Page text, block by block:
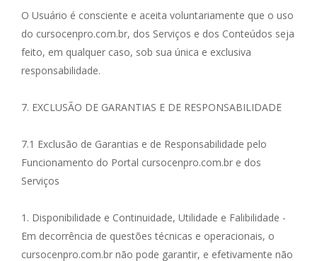
O Usuário é consciente e aceita voluntariamente que o uso
do cursocenpro.com.br, dos Serviços e dos Conteúdos seja
feito, em qualquer caso, sob sua única e exclusiva
responsabilidade.
7. EXCLUSÃO DE GARANTIAS E DE RESPONSABILIDADE
7.1 Exclusão de Garantias e de Responsabilidade pelo
Funcionamento do Portal cursocenpro.com.br e dos
Serviços
1. Disponibilidade e Continuidade, Utilidade e Falibilidade -
Em decorrência de questões técnicas e operacionais, o
cursocenpro.com.br não pode garantir, e efetivamente não